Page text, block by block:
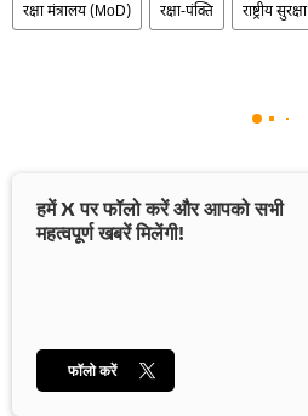
रक्षा मंत्रालय (MoD) रक्षा-पंक्ति राष्ट्रीय सुरक्षा
हमें X पर फॉलो करें और आपको सभी
महत्वपूर्ण खबरें मिलेंगी!
फॉलो करें